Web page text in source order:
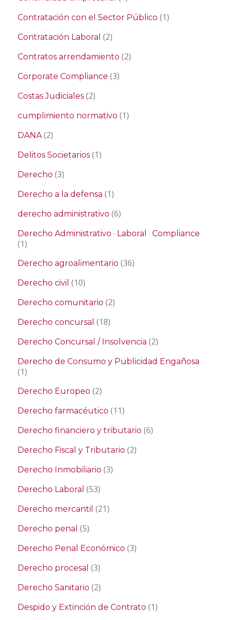
Contratación con el Sector Público (1)
Contratación Laboral (2)
Contratos arrendamiento (2)
Corporate Compliance (3)
Costas Judiciales (2)
cumplimiento normativo (1)
DANA(2)
Delitos Societarios (1)
Derecho (3)
Derecho a la defensa (1)
derecho administrativo (6)
Derecho Administrativo · Laboral · Compliance
(1)
Derecho agroalimentario (36)
Derecho civil (10)
Derecho comunitario (2)
Derecho concursal (18)
Derecho Concursal / Insolvencia (2)
Derecho de Consumo y Publicidad Engañosa
(1)
Derecho Europeo (2)
Derecho farmacéutico (11)
Derecho financiero y tributario (6)
Derecho Fiscal y Tributario (2)
Derecho Inmobiliario (3)
Derecho Laboral (53)
Derecho mercantil (21)
Derecho penal (5)
Derecho Penal Económico (3)
Derecho procesal (3)
Derecho Sanitario (2)
Despido y Extinción de Contrato (1)